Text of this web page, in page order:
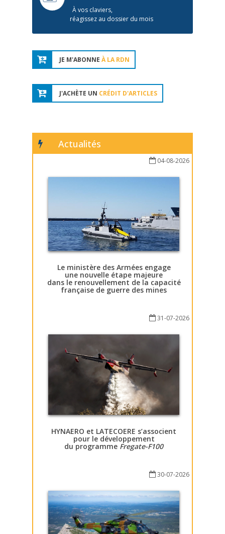
À vos claviers,
réagissez au dossier du mois
JE M'ABONNE À LA RDN
J'ACHÈTE UN CRÉDIT D'ARTICLES
Actualités
04-08-2026
Le ministère des Armées engage
une nouvelle étape majeure
dans le renouvellement de la capacité
française de guerre des mines
31-07-2026
HYNAERO et LATECOERE s’associent
pour le développement
du programme Fregate-F100
30-07-2026